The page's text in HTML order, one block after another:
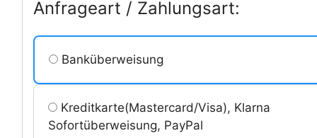
Anfrageart / Zahlungsart:
Banküberweisung
Kreditkarte(Mastercard/Visa), Klarna
Sofortüberweisung, PayPal